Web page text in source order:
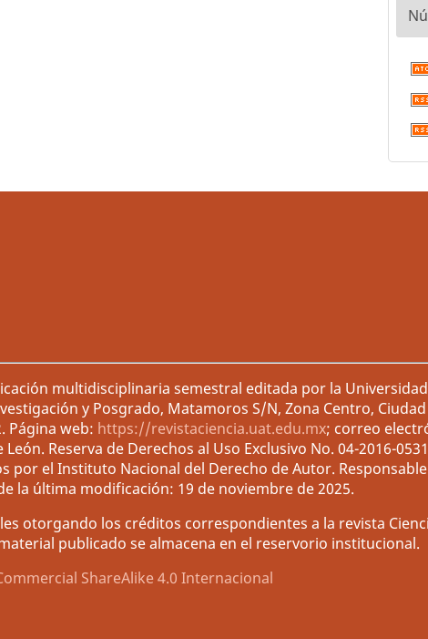
multidisciplinaria semestral editada por la
y Posgrado, Matamoros S/N, Zona Centro,
Página web: https://revistaciencia.uat.edu.mx; correo
Reserva de Derechos al Uso Exclusivo No. 04-2016-
por el Instituto Nacional del Derecho de Autor.
la última modificación: 19 de noviembre de 2025.
otorgando los créditos correspondientes a la revista
publicado se almacena en el reservorio institucional.
ShareAlike 4.0 Internacional